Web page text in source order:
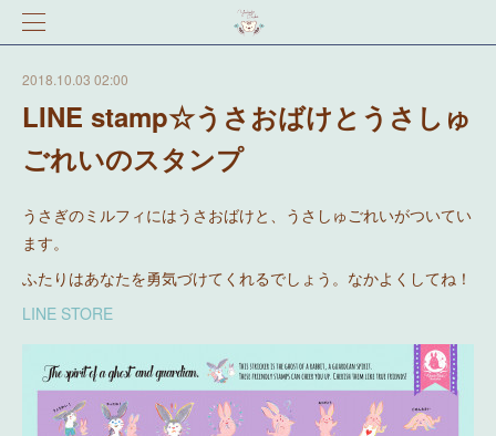
2018.10.03 02:00
LINE stamp☆うさおばけとうさしゅ
ごれいのスタンプ
うさぎのミルフィにはうさおばけと、うさしゅごれいがついてい
ます。
ふたりはあなたを勇気づけてくれるでしょう。なかよくしてね！
LINE STORE